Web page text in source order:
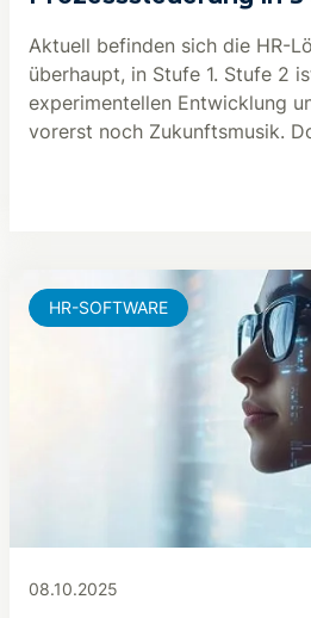
Aktuell befinden sich die HR-
überhaupt, in Stufe 1. Stufe 2
experimentellen Entwicklung
vorerst noch Zukunftsmusik.
08.10.2025
HR-SOFTWARE